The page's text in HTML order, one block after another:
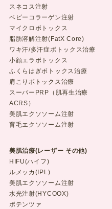
スネコス注射
ベビーコラーゲン注射
マイクロボトックス
脂肪溶解注射(FatX Core)
ワキ汗/多汗症ボトックス治療
小顔エラボトックス
ふくらはぎボトックス治療
肩こりボトックス治療
スーパーPRP（肌再生治療
ACRS）
美肌エクソソーム注射
育毛エクソソーム注射
美肌治療(レーザー その他)
HIFU(ハイフ)
ルメッカ(IPL)
美肌エクソソーム注射
水光注射(HYCOOX)
ポテンツァ